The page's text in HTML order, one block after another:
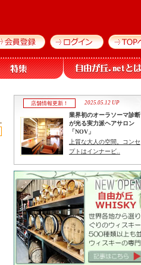
店舗情報更新！ 2025.05.12 UP
業界初のオーラソーマ診断
が光る実力派ヘアサロン
「NOV」
上質な大人の空間。コンセ
プトはインナービ..